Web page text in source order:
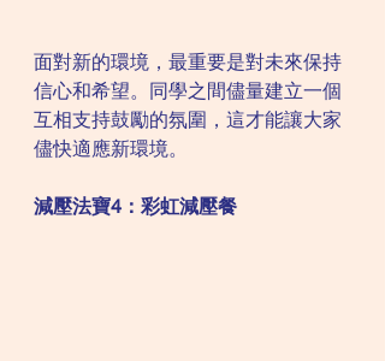
面對新的環境，最重要是對未來保持
信心和希望。同學之間儘量建立一個
互相支持鼓勵的氛圍，這才能讓大家
儘快適應新環境。
減壓法寶4：彩虹減壓餐